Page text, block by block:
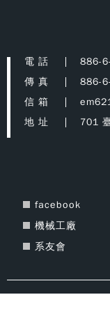
電 話
886-
傳 真
886-
信 箱
地 址
701
facebook
機械工廠
系友會